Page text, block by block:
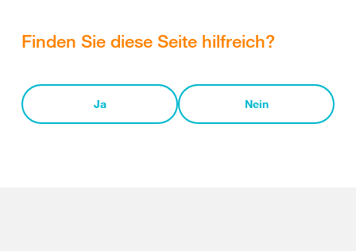
Finden Sie diese Seite hilfreich?
Ja Nein